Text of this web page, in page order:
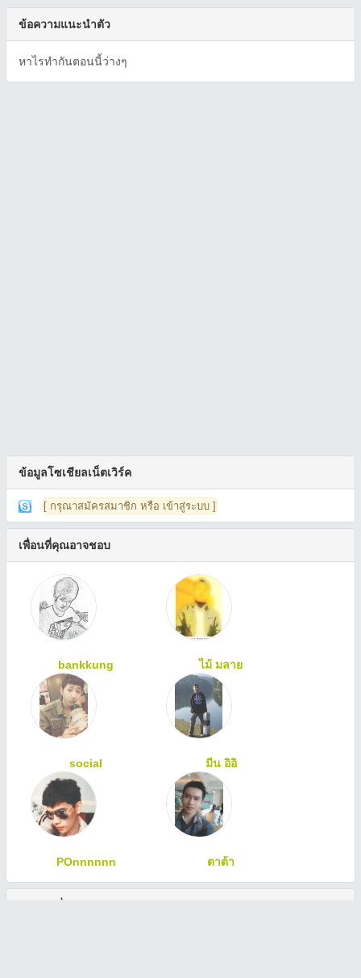
ข้อความแนะนำตัว
หาไรทำกันตอนนี้ว่างๆ
ข้อมูลโซเชียลเน็ตเวิร์ค
[ กรุณาสมัครสมาชิก หรือ เข้าสู่ระบบ ]
เพื่อนที่คุณอาจชอบ
bankkung ไม้ มลาย
social มีน อิอิ
POnnnnnn ตาต้า